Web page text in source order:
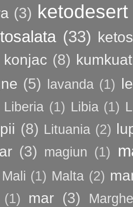
(3) ketodesert
(33)
konjac (8) kumkuat
(5) lavanda (1)
Liberia (1) Libia (1)
(8) Lituania (2)
(3) magiun (1)
Mali (1) Malta (2)
(1) mar (3)